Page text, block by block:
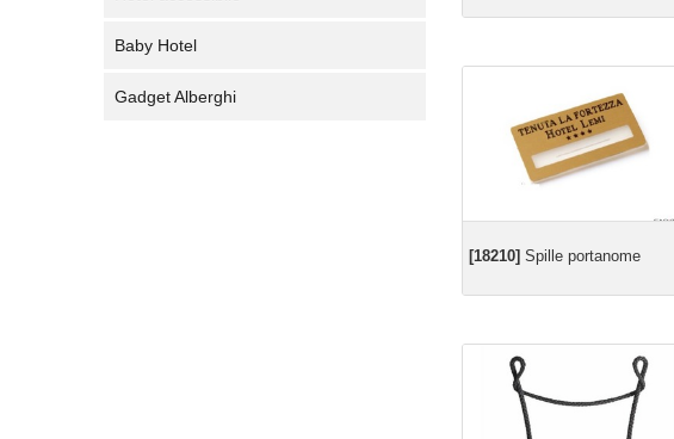
Baby Hotel
Gadget Alberghi
[18210] Spille portanome